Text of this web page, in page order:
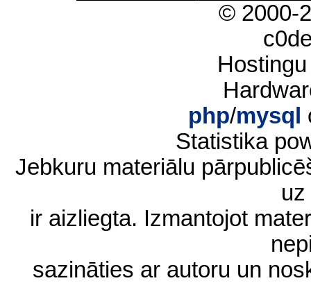
© 2000-
php/mysql
Statistika
Jebkuru materiālu
ir aizliegta. Izmantojot
sazināties ar autoru un